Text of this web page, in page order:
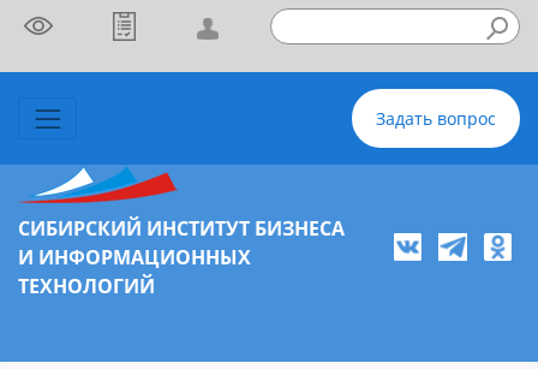
Задать вопрос
СИБИРСКИЙ ИНСТИТУТ БИЗНЕСА
И ИНФОРМАЦИОННЫХ
ТЕХНОЛОГИЙ